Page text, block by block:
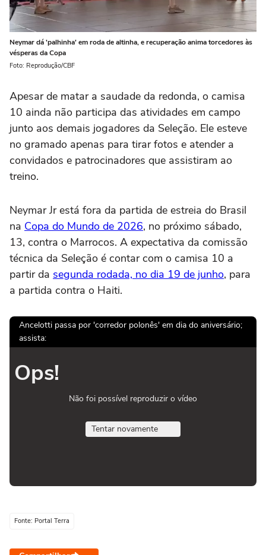
Neymar dá 'palhinha' em roda de altinha, e recuperação anima torcedores às
vésperas da Copa
Foto: Reprodução/CBF
Apesar de matar a saudade da redonda, o camisa
10 ainda não participa das atividades em campo
junto aos demais jogadores da Seleção. Ele esteve
no gramado apenas para tirar fotos e atender a
convidados e patrocinadores que assistiram ao
treino.
Neymar Jr está fora da partida de estreia do Brasil
na Copa do Mundo de 2026, no próximo sábado,
13, contra o Marrocos. A expectativa da comissão
técnica da Seleção é contar com o camisa 10 a
partir da segunda rodada, no dia 19 de junho, para
a partida contra o Haiti.
Ancelotti passa por 'corredor polonês' em dia do aniversário;
assista:
Ops!
Não foi possível reproduzir o vídeo
Tentar novamente
Fonte: Portal Terra